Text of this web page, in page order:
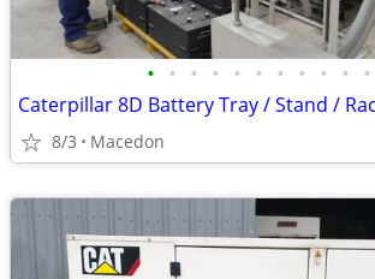
• • • • • • • • • • •
Caterpillar 8D Battery Tray / Stand /
8/3 Macedon